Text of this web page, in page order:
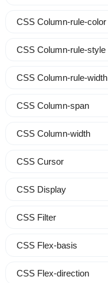
CSS Column-rule-color
CSS Column-rule-style
CSS Column-rule-width
CSS Column-span
CSS Column-width
CSS Cursor
CSS Display
CSS Filter
CSS Flex-basis
CSS Flex-direction